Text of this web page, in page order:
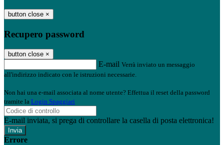
button close ×
Recupero password
button close ×
E-mail Verrà inviato un messaggio
all'indirizzo indicato con le istruzioni necessarie.
Non hai una e-mail associata al nome utente? Effettua il reset della password
tramite la Login Spaggiari
E-mail inviata, si prega di controllare la casella di posta elettronica!
Errore